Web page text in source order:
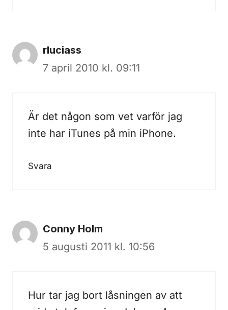
rluciass
7 april 2010 kl. 09:11
Är det någon som vet varför jag
inte har iTunes på min iPhone.
Svara
Conny Holm
5 augusti 2011 kl. 10:56
Hur tar jag bort låsningen av att